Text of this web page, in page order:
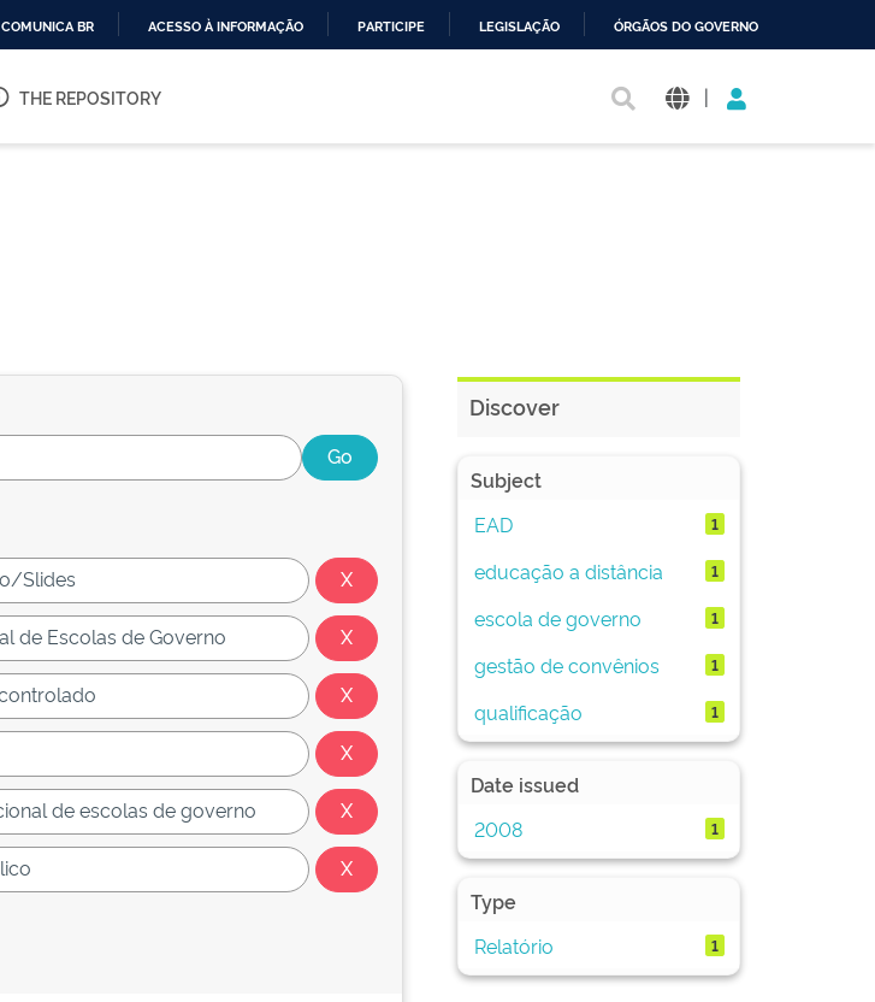
O
COMUNICA BR ACESSO À INFORMAÇÃO PARTICIPE LEGISLAÇÃO ÓRGÃOS DO GOVERNO
THE REPOSITORY |
Discover
Subject
EAD
1
educação a distância 1
escola de governo 1
gestão de convênios 1
qualificação 1
Date issued
2008
1
Type
Relatório
1